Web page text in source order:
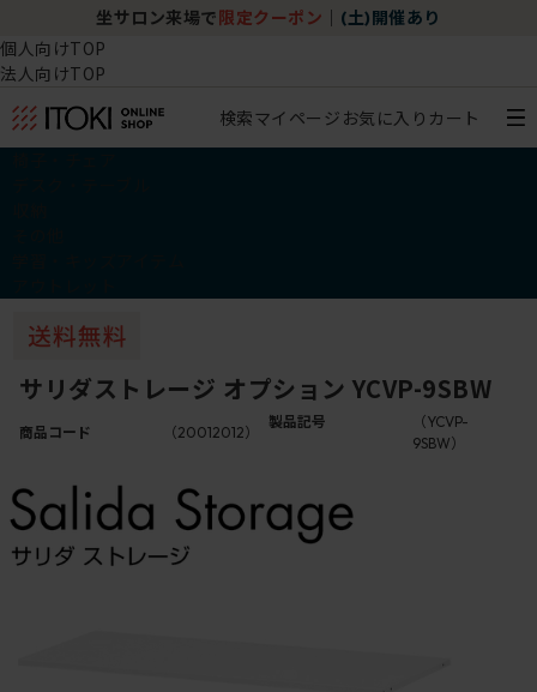
坐サロン来場で 限定クーポン (土)開催あり
個人向けTOP
法人向けTOP
検索マイページ お気に入り カート
サリダストレージ オプション YCVP-9SBW
商品コード （20012012）
製品記号
（YCVP-
9SBW）